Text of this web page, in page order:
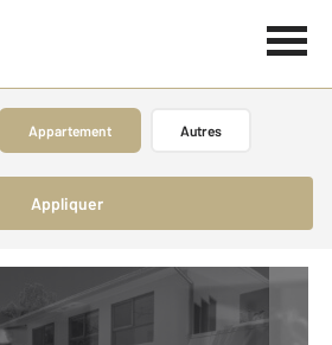
Appartement Autres
Appliquer